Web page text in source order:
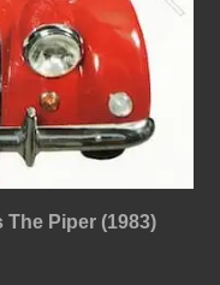
Piper (1983)